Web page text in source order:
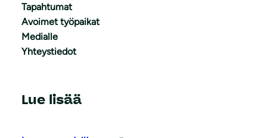
Tapahtumat
Avoimet työpaikat
Medialle
Yhteystiedot
Lue lisää